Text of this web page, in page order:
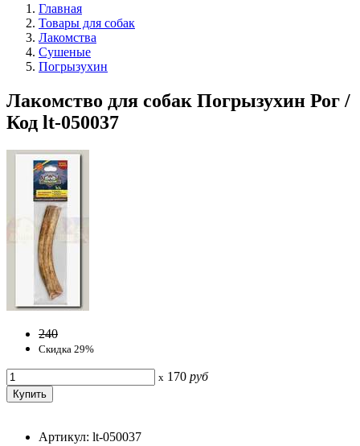
Главная
Товары для собак
Лакомства
Сушеные
Погрызухин
Лакомство для собак Погрызухин Рог /
Код lt-050037
240
Скидка 29%
x 170 руб
Артикул: lt-050037